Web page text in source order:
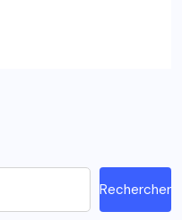
Rechercher